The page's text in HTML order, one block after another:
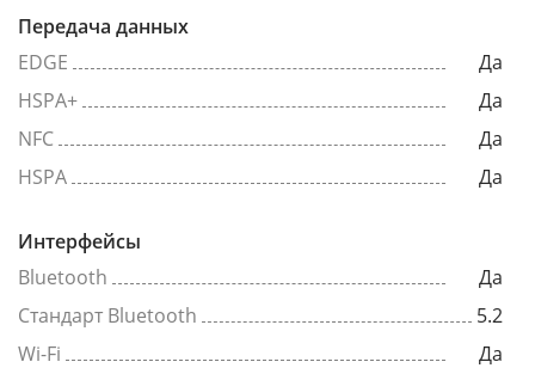
Передача данных
EDGE
Да
HSPA+
Да
NFC
Да
HSPA
Да
Интерфейсы
Bluetooth
Да
Стандарт Bluetooth
5.2
Wi-Fi
Да